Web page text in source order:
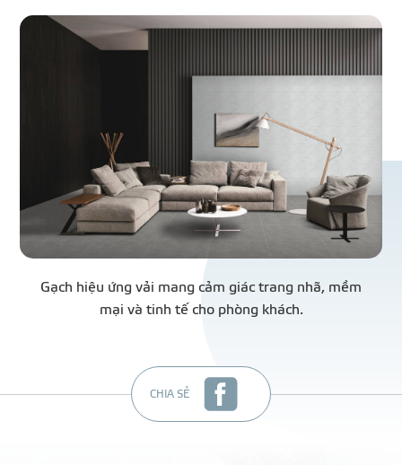
Gạch hiệu ứng vải mang cảm giác trang nhã, mềm
mại và tinh tế cho phòng khách.
CHIA SẺ